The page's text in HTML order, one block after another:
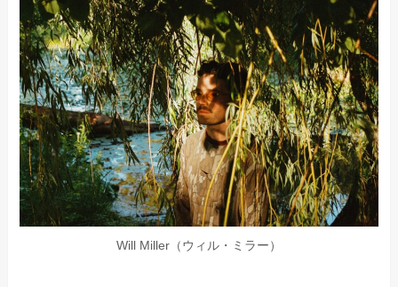
Will Miller（ウィル・ミラー）